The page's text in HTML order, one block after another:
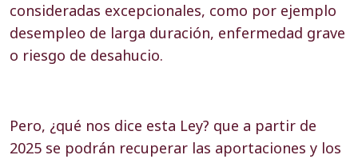
consideradas excepcionales, como por ejemplo
desempleo de larga duración, enfermedad grave
o riesgo de desahucio.
Pero, ¿qué nos dice esta Ley? que a partir de
2025 se podrán recuperar las aportaciones y los